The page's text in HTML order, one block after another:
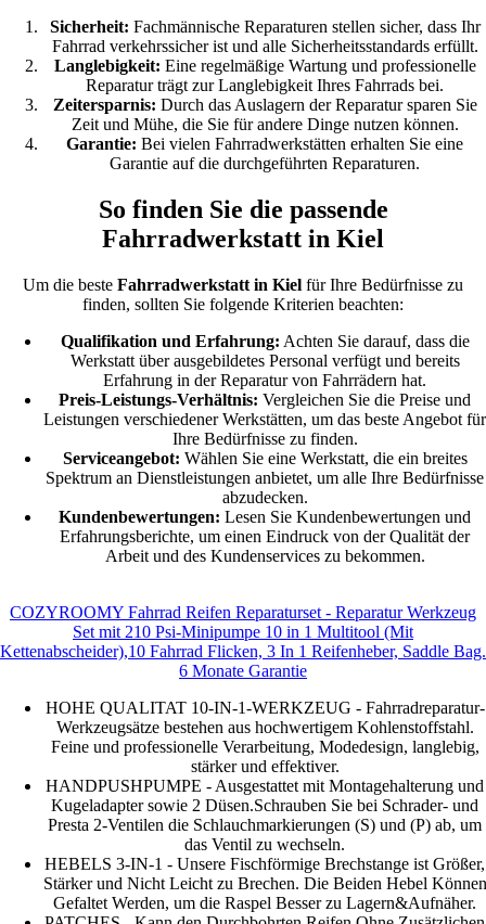
Sicherheit: Fachmännische Reparaturen stellen sicher, dass Ihr
Fahrrad verkehrssicher ist und alle Sicherheitsstandards erfüllt.
Langlebigkeit: Eine regelmäßige Wartung und professionelle
Reparatur trägt zur Langlebigkeit Ihres Fahrrads bei.
Zeitersparnis: Durch das Auslagern der Reparatur sparen Sie
Zeit und Mühe, die Sie für andere Dinge nutzen können.
Garantie: Bei vielen Fahrradwerkstätten erhalten Sie eine
Garantie auf die durchgeführten Reparaturen.
So finden Sie die passende
Fahrradwerkstatt in Kiel
Um die beste Fahrradwerkstatt in Kiel für Ihre Bedürfnisse zu
finden, sollten Sie folgende Kriterien beachten:
Qualifikation und Erfahrung: Achten Sie darauf, dass die
Werkstatt über ausgebildetes Personal verfügt und bereits
Erfahrung in der Reparatur von Fahrrädern hat.
Preis-Leistungs-Verhältnis: Vergleichen Sie die Preise und
Leistungen verschiedener Werkstätten, um das beste Angebot für
Ihre Bedürfnisse zu finden.
Serviceangebot: Wählen Sie eine Werkstatt, die ein breites
Spektrum an Dienstleistungen anbietet, um alle Ihre Bedürfnisse
abzudecken.
Kundenbewertungen: Lesen Sie Kundenbewertungen und
Erfahrungsberichte, um einen Eindruck von der Qualität der
Arbeit und des Kundenservices zu bekommen.
COZYROOMY Fahrrad Reifen Reparaturset - Reparatur Werkzeug
Set mit 210 Psi-Minipumpe 10 in 1 Multitool (Mit
Kettenabscheider),10 Fahrrad Flicken, 3 In 1 Reifenheber, Saddle Bag.
6 Monate Garantie
HOHE QUALITAT 10-IN-1-WERKZEUG - Fahrradreparatur-
Werkzeugsätze bestehen aus hochwertigem Kohlenstoffstahl.
Feine und professionelle Verarbeitung, Modedesign, langlebig,
stärker und effektiver.
HANDPUSHPUMPE - Ausgestattet mit Montagehalterung und
Kugeladapter sowie 2 Düsen.Schrauben Sie bei Schrader- und
Presta 2-Ventilen die Schlauchmarkierungen (S) und (P) ab, um
das Ventil zu wechseln.
HEBELS 3-IN-1 - Unsere Fischförmige Brechstange ist Größer,
Stärker und Nicht Leicht zu Brechen. Die Beiden Hebel Können
Gefaltet Werden, um die Raspel Besser zu Lagern&Aufnäher.